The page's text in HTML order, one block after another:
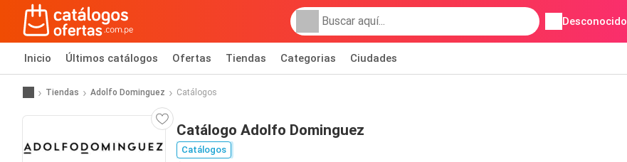
Desconocido
Inicio Últimos catálogos Ofertas Tiendas Categorias Ciudades
Tiendas Adolfo Dominguez Catálogos
Catálogo Adolfo Dominguez
Catálogos